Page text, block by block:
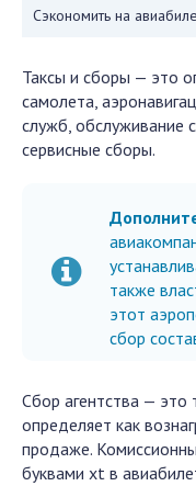
Сэкономить на
Таксы и сборы — это
самолета,
служб, обслуживание
сервисные сборы.
также
этот
сбор
Сбор агентства — это
определяет как
продаже.
буквами xt в